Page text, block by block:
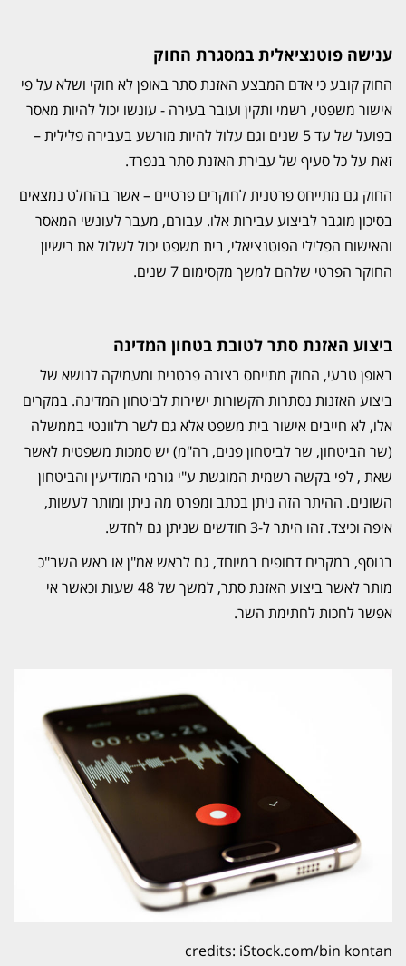
ענישה פוטנציאלית במסגרת החוק
החוק קובע כי אדם המבצע האזנת סתר באופן לא חוקי ושלא על פי
אישור משפטי, רשמי ותקין ועובר בעירה - עונשו יכול להיות מאסר
בפועל של עד 5 שנים וגם עלול להיות מורשע בעבירה פלילית –
זאת על כל סעיף של עבירת האזנת סתר בנפרד.
החוק גם מתייחס פרטנית לחוקרים פרטיים – אשר בהחלט נמצאים
בסיכון מוגבר לביצוע עבירות אלו. עבורם, מעבר לעונשי המאסר
והאישום הפלילי הפוטנציאלי, בית משפט יכול לשלול את רישיון
החוקר הפרטי שלהם למשך מקסימום 7 שנים.
ביצוע האזנת סתר לטובת בטחון המדינה
באופן טבעי, החוק מתייחס בצורה פרטנית ומעמיקה לנושא של
ביצוע האזנות נסתרות הקשורות ישירות לביטחון המדינה. במקרים
אלו, לא חייבים אישור בית משפט אלא גם לשר רלוונטי בממשלה
(שר הביטחון, שר לביטחון פנים, רה"מ) יש סמכות משפטית לאשר
שאת , לפי בקשה רשמית המוגשת ע"י גורמי המודיעין והביטחון
השונים. ההיתר הזה ניתן בכתב ומפרט מה ניתן ומותר לעשות,
איפה וכיצד. זהו היתר ל-3 חודשים שניתן גם לחדש.
בנוסף, במקרים דחופים במיוחד, גם לראש אמ"ן או ראש השב"כ
מותר לאשר ביצוע האזנת סתר, למשך של 48 שעות וכאשר אי
אפשר לחכות לחתימת השר.
credits: iStock.com/bin kontan